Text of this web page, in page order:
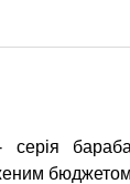
серія
бюджетом